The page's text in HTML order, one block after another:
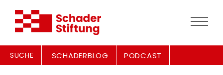
SUCHE SCHADERBLOG PODCAST